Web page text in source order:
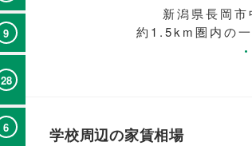
9
28
6
新潟県長岡
約1.5km圏内の
学校周辺の家賃相場